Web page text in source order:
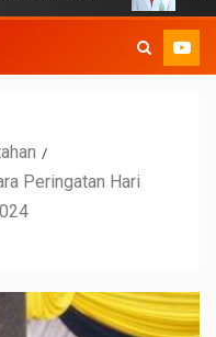
Peringatan Hari